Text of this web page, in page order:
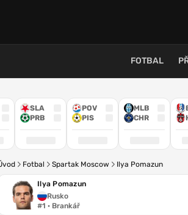
FOTBAL
SLA
PRB
POV
PIS
MLB
CHR
Fotbal Spartak Moscow Ilya Pomazun
Ilya Pomazun
Rusko
#1 · Brankář